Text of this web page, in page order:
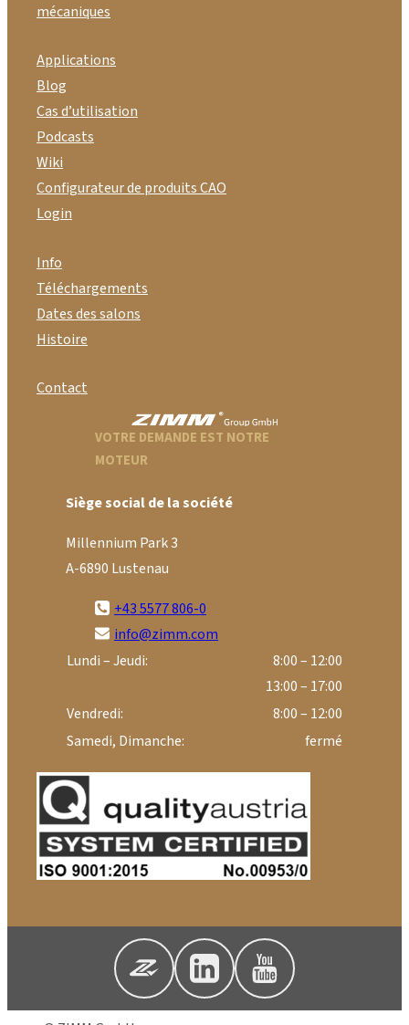
mécaniques
Applications
Blog
Cas d’utilisation
Podcasts
Wiki
Configurateur de produits CAO
Login
Info
Téléchargements
Dates des salons
Histoire
Contact
VOTRE DEMANDE EST NOTRE
MOTEUR
Siège social de la société
Millennium Park 3
A-6890 Lustenau
+43 5577 806-0
info@zimm.com
Lundi – Jeudi:
8:00 – 12:00
13:00 – 17:00
Vendredi:
8:00 – 12:00
Samedi, Dimanche:
fermé